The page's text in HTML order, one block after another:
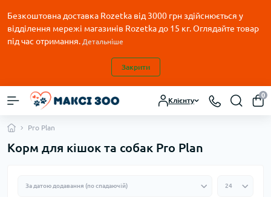
Безкоштовна доставка Rozetka від 3000 грн здійснюється у
відділення мережі магазинів Rozetka до 15 кг. Оглядайте товар
під час отримання. Детальніше
Закрити
Клієнту
0
Pro Plan
Корм для кішок та собак Pro Plan